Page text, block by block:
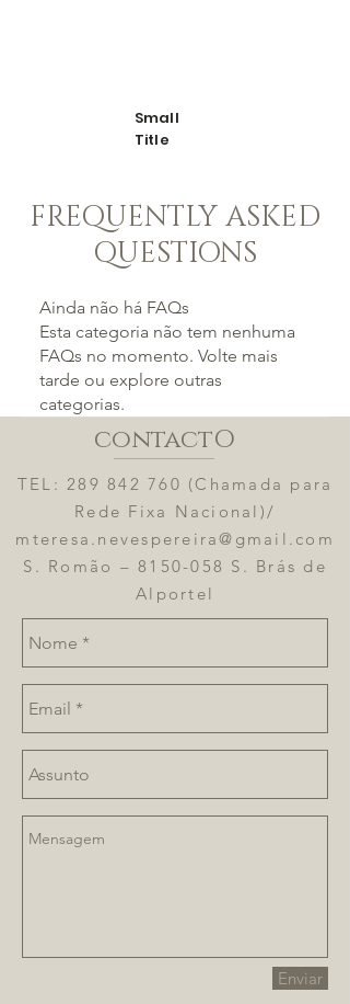
Small
Title
FREQUENTLY ASKED
QUESTIONS
Ainda não há FAQs
Esta categoria não tem nenhuma
FAQs no momento. Volte mais
tarde ou explore outras
categorias.
contactO
TEL: 289 842 760 (Chamada para
Rede Fixa Nacional)/
mteresa.nevespereira@gmail.com
S. Romão – 8150-058 S. Brás de
Alportel
Enviar